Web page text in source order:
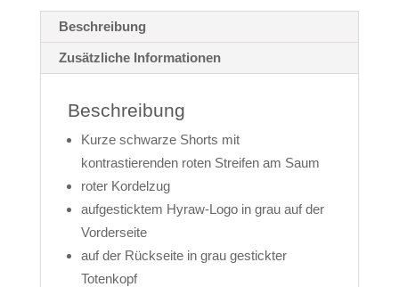
Beschreibung
Zusätzliche Informationen
Beschreibung
Kurze schwarze Shorts mit
kontrastierenden roten Streifen am Saum
roter Kordelzug
aufgesticktem Hyraw-Logo in grau auf der
Vorderseite
auf der Rückseite in grau gestickter
Totenkopf